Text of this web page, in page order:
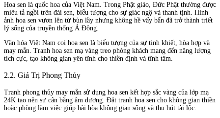
Hoa sen là quốc hoa của Việt Nam. Trong Phật giáo, Đức Phật thường được
miêu tả ngồi trên đài sen, biểu tượng cho sự giác ngộ và thanh tịnh. Hình
ảnh hoa sen vươn lên từ bùn lầy nhưng không hề vấy bẩn đã trở thành triết
lý sống của truyền thống Á Đông.
Văn hóa Việt Nam coi hoa sen là biểu tượng của sự tinh khiết, hòa hợp và
may mắn. Tranh hoa sen mạ vàng treo phòng khách mang đến năng lượng
tích cực, tạo không gian yên tĩnh cho thiền định và tĩnh tâm.
2.2. Giá Trị Phong Thủy
Tranh phong thủy may mắn sử dụng hoa sen kết hợp sắc vàng của lớp mạ
24K tạo nên sự cân bằng âm dương. Đặt tranh hoa sen cho không gian thiền
hoặc phòng làm việc giúp hài hòa không gian sống và thu hút tài lộc.